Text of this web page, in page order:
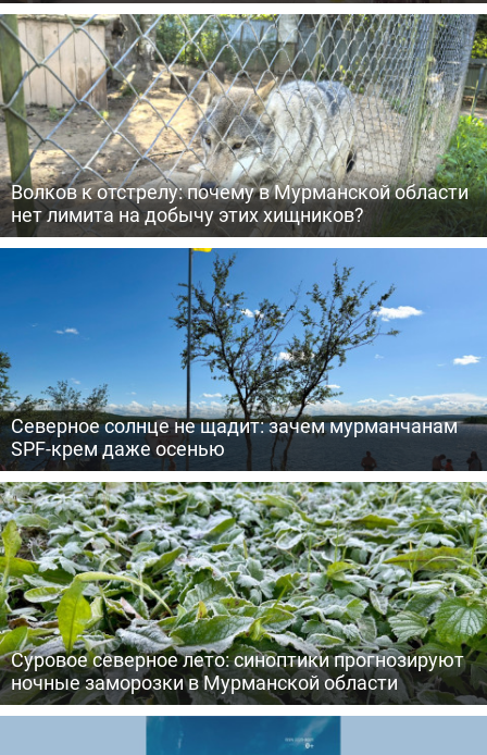
Волков к отстрелу: почему в Мурманской области
нет лимита на добычу этих хищников?
Северное солнце не щадит: зачем мурманчанам
SPF-крем даже осенью
Суровое северное лето: синоптики прогнозируют
ночные заморозки в Мурманской области